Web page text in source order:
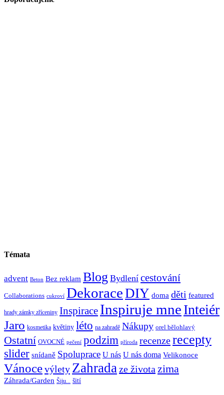
Témata
advent Beton Bez reklam Blog Bydlení cestování
Collaborations cukroví DekoraceDIY doma děti featured
hrady zámky zříceniny Inspirace Inspiruje mneInteiér
Jaro kosmetika květiny léto na zahradě Nákupy orel bělohlavý
Ostatní OVOCNÉ pečení podzim příroda recenzerecepty
slider snídaně Spoluprace U nás U nás doma Velikonoce
Vánocevýlety Zahradaze života zima
Záhrada/Garden Šiju... šití